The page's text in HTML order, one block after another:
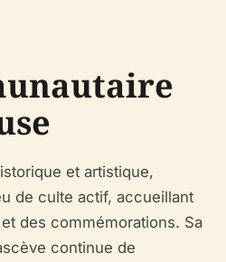
et artistique,
de culte actif, accueillant
des commémorations. Sa
continue de